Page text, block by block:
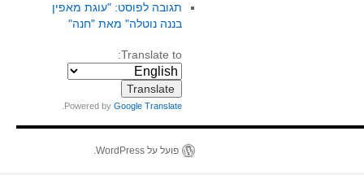
תגובה לפוסט: "עוגת מאפין
בננה נוטלה" מאת "חנה"
Translate to:
Powered byGoogle Translate
פועל על WordPress.